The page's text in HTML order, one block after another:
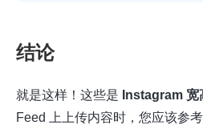
结论
就是这样！这些是 Instagram 宽
Feed 上上传内容时，您应该参